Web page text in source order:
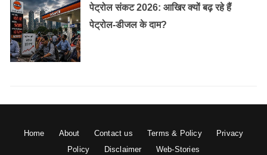
पेट्रोल संकट 2026: आखिर क्यों बढ़ रहे हैं
पेट्रोल-डीजल के दाम?
Home About Contact us Terms & Policy
Privacy
Policy
Disclaimer Web-Stories